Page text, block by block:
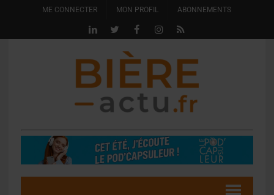
ME CONNECTER MON PROFIL ABONNEMENTS